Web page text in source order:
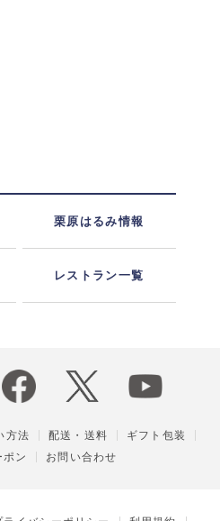
栗原はるみ情報
レストラン一覧
方法 配送・送料
ギフト包装
ン
お問い合わせ